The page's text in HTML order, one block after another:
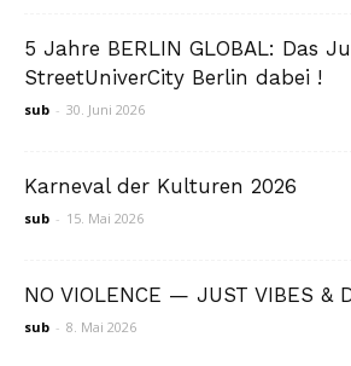
5 Jahre BERLIN GLOBAL: Das
StreetUniverCity Berlin dabei !
sub - 30. Juni 2026
Karneval der Kulturen 2026
sub - 15. Mai 2026
NO VIOLENCE — JUST VIBES &
sub - 8. Mai 2026